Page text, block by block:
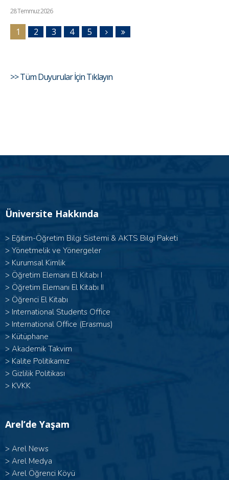
28 Temmuz 2026
1 2 3 4 5
>> Tüm Duyurular İçin Tıklayın
Üniversite Hakkında
> Eğitim-Öğretim Bilgi Sistemi & AKTS Bilgi Paketi
> Yönetmelik ve Yönergeler
> Kurumsal Kimlik
> Öğretim Elemanı El Kitabı I
> Öğretim Elemanı El Kitabı II
> Öğrenci El Kitabı
> International Students Office
> International Office (Erasmus)
> Kütüphane
> Akademik Takvim
> Kalite Politikamız
> Gizlilik Politikası
> KVKK
Arel’de Yaşam
> Arel News
> Arel Medya
> Arel Öğrenci Köyü